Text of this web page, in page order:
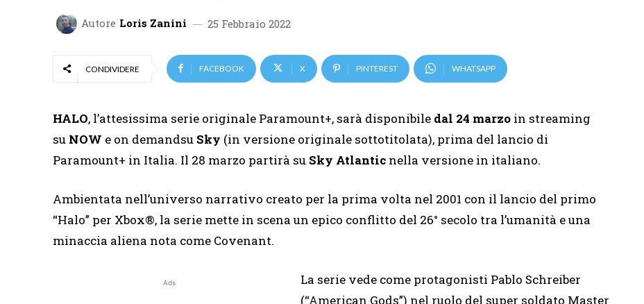
Autore Loris Zanini 25 Febbraio 2022
CONDIVIDERE FACEBOOK X PINTEREST WHATSAPP
HALO, l’attesissima serie originale Paramount+, sarà disponibile dal 24 marzo in streaming
su NOW e on demandsu Sky (in versione originale sottotitolata), prima del lancio di
Paramount+ in Italia. Il 28 marzo partirà su Sky Atlantic nella versione in italiano.
Ambientata nell’universo narrativo creato per la prima volta nel 2001 con il lancio del primo
“Halo” per Xbox®, la serie mette in scena un epico conflitto del 26° secolo tra l’umanità e una
minaccia aliena nota come Covenant.
Ads
La serie vede come protagonisti Pablo Schreiber
(“American Gods”) nel ruolo del super soldato Master